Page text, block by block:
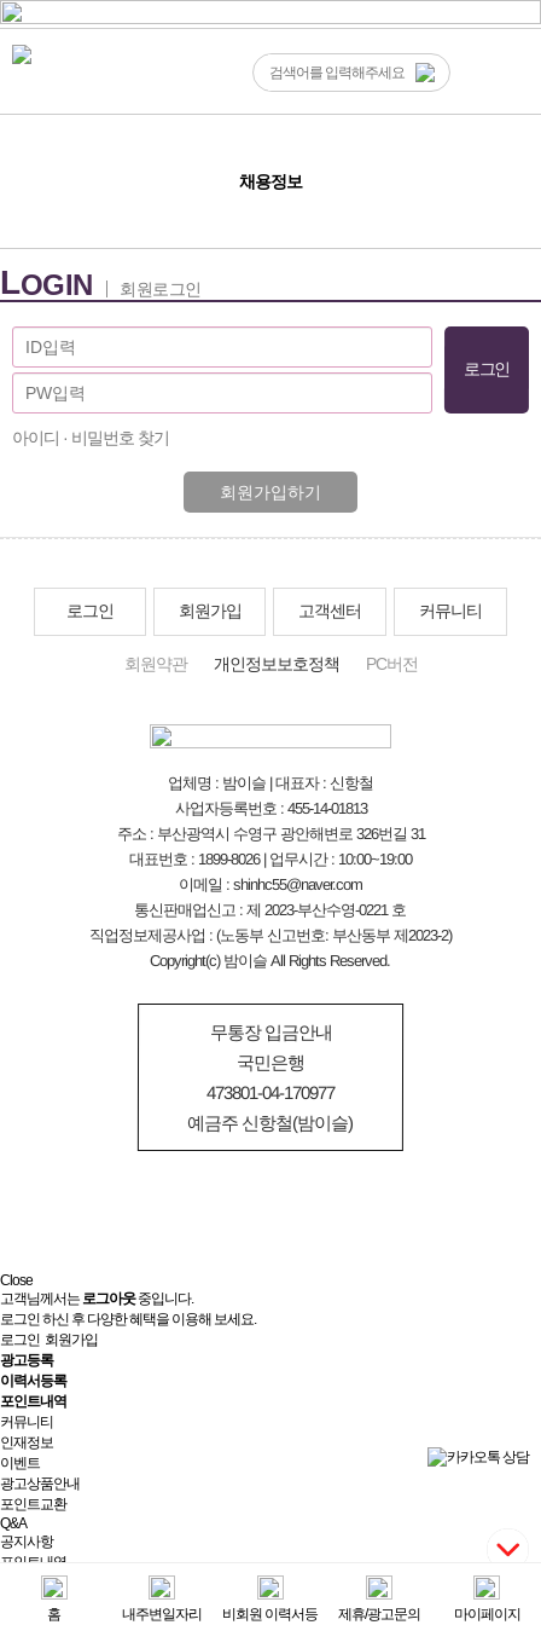
채용정보
LOGIN 회원로그인
아이디 · 비밀번호 찾기
회원가입하기
로그인 회원가입 고객센터 커뮤니티
회원약관 개인정보보호정책 PC버전
업체명 : 밤이슬 | 대표자 : 신항철
사업자등록번호 : 455-14-01813
주소 : 부산광역시 수영구 광안해변로 326번길 31
대표번호 : 1899-8026 | 업무시간 : 10:00~19:00
이메일 : shinhc55@naver.com
통신판매업신고 : 제 2023-부산수영-0221 호
직업정보제공사업 : (노동부 신고번호: 부산동부 제2023-2)
Copyright(c) 밤이슬 All Rights Reserved.
무통장 입금안내
국민은행
473801-04-170977
예금주 신항철(밤이슬)
홈 내주변일자리 비회원 이력서등 제휴/광고문의 마이페이지
Close
고객님께서는로그아웃중입니다.
로그인 하신 후 다양한 혜택을 이용해 보세요.
로그인 회원가입
광고등록
이력서등록
포인트내역
커뮤니티
인재정보
이벤트
광고상품안내
포인트교환
Q&A
공지사항
포인트내역
제휴/광고문의
실시간상담